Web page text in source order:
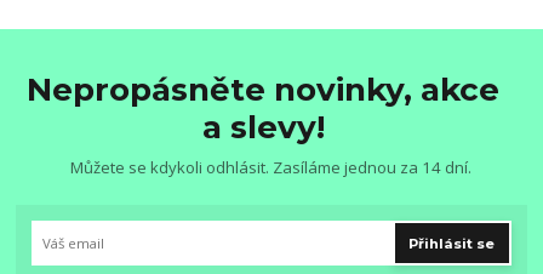
Nepropásněte novinky, akce
a slevy!
Můžete se kdykoli odhlásit. Zasíláme jednou za 14 dní.
Přihlásit se